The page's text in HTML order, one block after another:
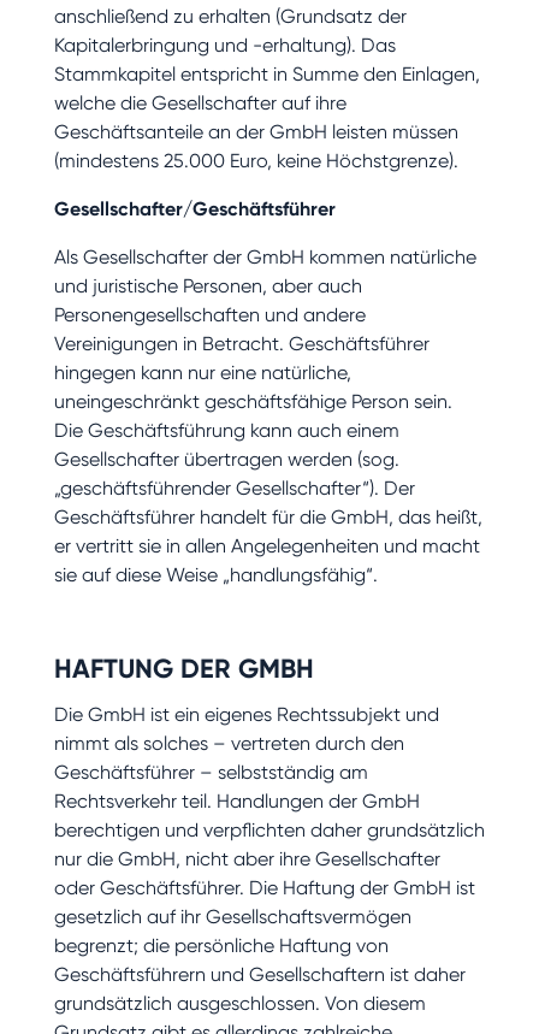
anschließend zu erhalten (Grundsatz der
Kapitalerbringung und -erhaltung). Das
Stammkapitel entspricht in Summe den Einlagen,
welche die Gesellschafter auf ihre
Geschäftsanteile an der GmbH leisten müssen
(mindestens 25.000 Euro, keine Höchstgrenze).
Gesellschafter/Geschäftsführer
Als Gesellschafter der GmbH kommen natürliche
und juristische Personen, aber auch
Personengesellschaften und andere
Vereinigungen in Betracht. Geschäftsführer
hingegen kann nur eine natürliche,
uneingeschränkt geschäftsfähige Person sein.
Die Geschäftsführung kann auch einem
Gesellschafter übertragen werden (sog.
„geschäftsführender Gesellschafter“). Der
Geschäftsführer handelt für die GmbH, das heißt,
er vertritt sie in allen Angelegenheiten und macht
sie auf diese Weise „handlungsfähig“.
HAFTUNG DER GMBH
Die GmbH ist ein eigenes Rechtssubjekt und
nimmt als solches – vertreten durch den
Geschäftsführer – selbstständig am
Rechtsverkehr teil. Handlungen der GmbH
berechtigen und verpflichten daher grundsätzlich
nur die GmbH, nicht aber ihre Gesellschafter
oder Geschäftsführer. Die Haftung der GmbH ist
gesetzlich auf ihr Gesellschaftsvermögen
begrenzt; die persönliche Haftung von
Geschäftsführern und Gesellschaftern ist daher
grundsätzlich ausgeschlossen. Von diesem